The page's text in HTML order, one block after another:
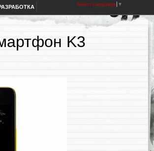
Select Language ▼
K3